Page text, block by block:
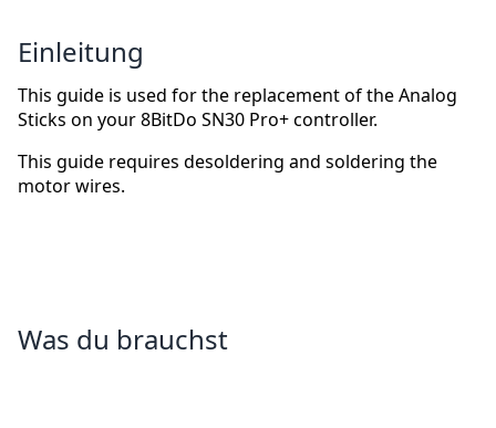
Einleitung
This guide is used for the replacement of the Analog
Sticks on your 8BitDo SN30 Pro+ controller.
This guide requires desoldering and soldering the
motor wires.
Was du brauchst